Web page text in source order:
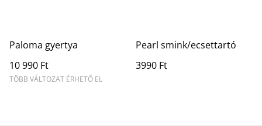
Paloma gyertya
10 990 Ft
TÖBB VÁLTOZAT ÉRHETŐ EL
Pearl smink/ecsettartó
3990 Ft